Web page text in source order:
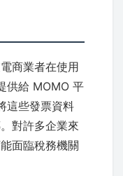
商業者在使用
供給 MOMO 平
這些發票資料
對許多企業來
面臨稅務機關